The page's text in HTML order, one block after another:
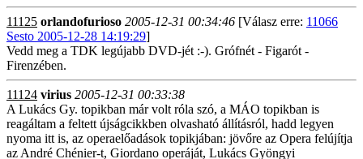
11125 orlandofurioso 2005-12-31 00:34:46 [Válasz erre: 11066
Sesto 2005-12-28 14:19:29]
Vedd meg a TDK legújabb DVD-jét :-). Grófnét - Figarót -
Firenzében.
11124 virius 2005-12-31 00:33:38
A Lukács Gy. topikban már volt róla szó, a MÁO topikban is
reagáltam a feltett újságcikkben olvasható állításról, hadd legyen
nyoma itt is, az operaelőadások topikjában: jövőre az Opera felújítja
az André Chénier-t, Giordano operáját, Lukács Gyöngyi